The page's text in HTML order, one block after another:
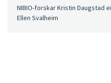
NIBIO-forskar Kristin Daugstad
Ellen Svalheim